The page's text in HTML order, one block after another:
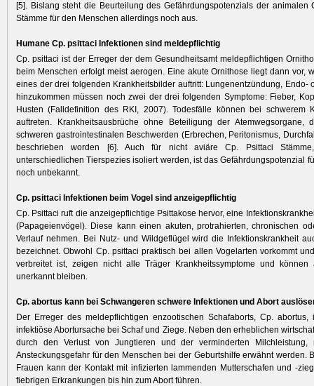
[5]. Bislang steht die Beurteilung des Gefährdungspotenzials der animalen
Stämme für den Menschen allerdings noch aus.
Humane Cp. psittaci Infektionen sind meldepflichtig
Cp. psittaci ist der Erreger der dem Gesundheitsamt meldepflichtigen
beim Menschen erfolgt meist aerogen. Eine akute Ornithose liegt dann vor,
eines der drei folgenden Krankheitsbilder auftritt: Lungenentzündung, Endo-
hinzukommen müssen noch zwei der drei folgenden Symptome: Fieber,
Husten (Falldefinition des RKI, 2007). Todesfälle können bei schwerem
auftreten. Krankheitsausbrüche ohne Beteiligung der Atemwegsorgane,
schweren gastrointestinalen Beschwerden (Erbrechen, Peritonismus,
beschrieben worden [6]. Auch für nicht aviäre Cp. Psittaci
unterschiedlichen Tierspezies isoliert werden, ist das Gefährdungspotenzial
noch unbekannt.
Cp. psittaci Infektionen beim Vogel sind anzeigepflichtig
Cp. Psittaci ruft die anzeigepflichtige Psittakose hervor, eine
(Papageienvögel). Diese kann einen akuten, protrahierten, chronischen
Verlauf nehmen. Bei Nutz- und Wildgeflügel wird die Infektionskrankheit
bezeichnet. Obwohl Cp. psittaci praktisch bei allen Vogelarten vorkommt
verbreitet ist, zeigen nicht alle Träger Krankheitssymptome und können
unerkannt bleiben.
Cp. abortus kann bei Schwangeren schwere Infektionen und Abort
Der Erreger des meldepflichtigen enzootischen Schafaborts, Cp. abortus,
infektiöse Abortursache bei Schaf und Ziege. Neben den erheblichen
durch den Verlust von Jungtieren und der verminderten
Ansteckungsgefahr für den Menschen bei der Geburtshilfe erwähnt werden.
Frauen kann der Kontakt mit infizierten lammenden Mutterschafen und -
fiebrigen Erkrankungen bis hin zum Abort führen.